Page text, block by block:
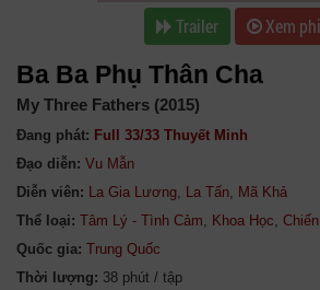
Trailer Xem
Ba Ba Phụ Thân Cha
My Three Fathers (2015)
Đang phát: Full 33/33 Thuyết Minh
Đạo diễn: Vu Mẫn
Diễn viên: La Gia Lương, La Tấn, Mã Khả
Thể loại: Tâm Lý - Tình Cảm, Khoa Học,
Quốc gia: Trung Quốc
Thời lượng: 38 phút / tập